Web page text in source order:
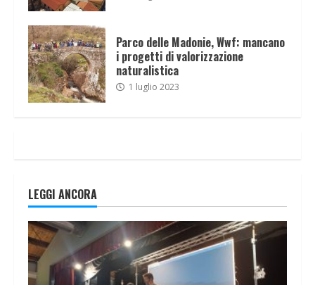
Parco delle Madonie, Wwf: mancano
i progetti di valorizzazione
naturalistica
1 luglio 2023
LEGGI ANCORA